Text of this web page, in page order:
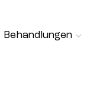
Behandlungen